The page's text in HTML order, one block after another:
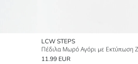
LCW STEPS
Πέδιλα Μωρό Αγόρι με Εκτύπωση
11.99 EUR